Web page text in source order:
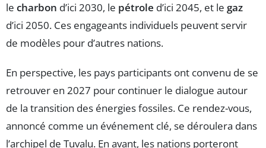
le charbon d’ici 2030, le pétrole d’ici 2045, et le gaz
d’ici 2050. Ces engageants individuels peuvent servir
de modèles pour d’autres nations.
En perspective, les pays participants ont convenu de se
retrouver en 2027 pour continuer le dialogue autour
de la transition des énergies fossiles. Ce rendez-vous,
annoncé comme un événement clé, se déroulera dans
l’archipel de Tuvalu. En avant, les nations porteront